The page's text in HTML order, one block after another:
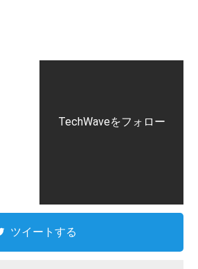
TechWaveをフォロー
ツイートする